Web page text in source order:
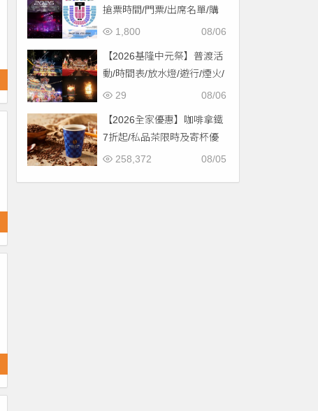
搶票時間/門票/出席名單/購
票一次看！
08/06
1,800
【2026基隆中元祭】普渡活
動/時間表/放水燈/遊行/煙火/
交通一次看！
08/06
29
【2026全家優惠】咖啡拿鐵
7折起/私品茶限時及寄杯優
惠！價格/菜單一起看
08/05
258,372